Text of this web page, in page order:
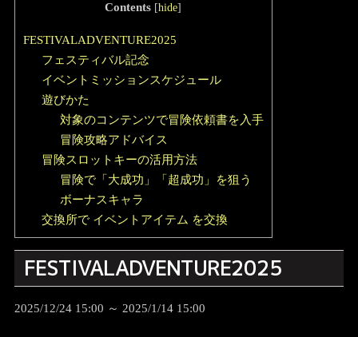
Contents [hide]
FESTIVALADVENTURE2025
フェスティバル記念
イベントミッションスケジュール
遊びかた
対象のコンテンツで冒険依頼書を入手
冒険攻略アドバイス
冒険スロットキーの活用方法
冒険で「大成功」「超成功」を狙う
ボーナスキャラ
交換所で イベントアイテム を交換
FESTIVALADVENTURE2025
2025/12/24 15:00 ～ 2025/1/14 15:00